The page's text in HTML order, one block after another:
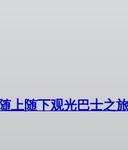
上随下观光巴士之